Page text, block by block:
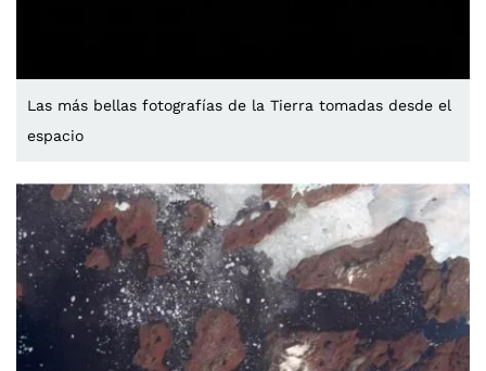
Las más bellas fotografías de la Tierra tomadas desde el
espacio